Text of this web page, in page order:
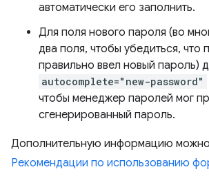
автоматически его заполнить.
Для поля нового пароля (во
два поля, чтобы убедиться, что
правильно ввел новый пароль)
autocomplete="new-password"
чтобы менеджер паролей мог
сгенерированный пароль.
Дополнительную информацию можно
Рекомендации по использованию